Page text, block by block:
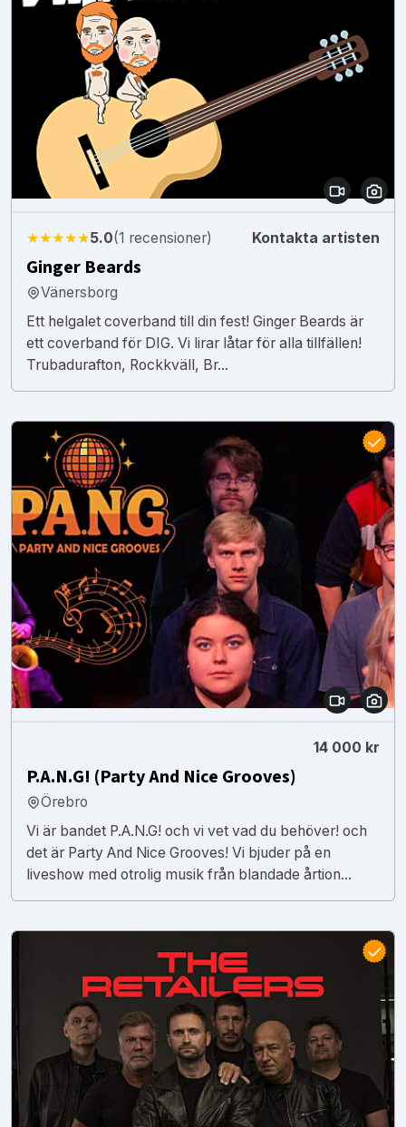
★★★★★5.0(1 recensioner) Kontakta artisten
Ginger Beards
Vänersborg
Ett helgalet coverband till din fest! Ginger Beards är
ett coverband för DIG. Vi lirar låtar för alla tillfällen!
Trubadurafton, Rockkväll, Br...
14 000 kr
P.A.N.G! (Party And Nice Grooves)
Örebro
Vi är bandet P.A.N.G! och vi vet vad du behöver! och
det är Party And Nice Grooves! Vi bjuder på en
liveshow med otrolig musik från blandade årtion...